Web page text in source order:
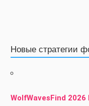
Новые стратегии
WolfWavesFind